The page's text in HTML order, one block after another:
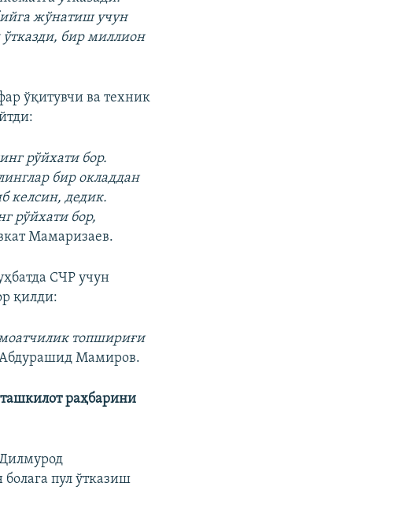
жўнатиш учун
бир миллион
ўқитувчи ва техник
рўйхати бор.
бир окладдан
келсин, дедик.
рўйхати бор,
Мамаризаев.
СЧР учун
қилди:
топшириғи
Мамиров.
раҳбарини
пул ўтказиш